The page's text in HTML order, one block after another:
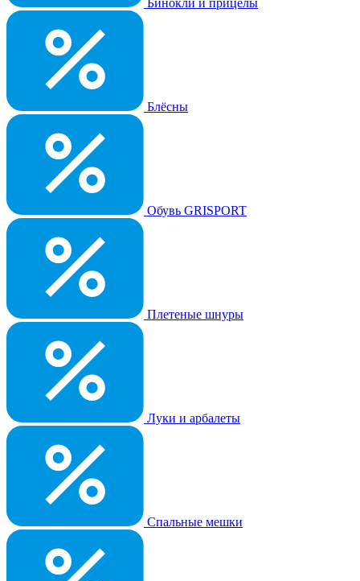
Бинокли и прицелы
Блёсны
Обувь GRISPORT
Плетеные шнуры
Луки и арбалеты
Спальные мешки